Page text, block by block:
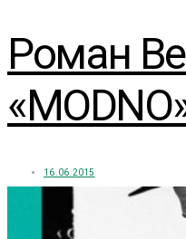
Роман
16.06.2015